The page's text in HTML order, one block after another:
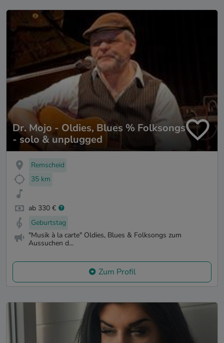
Dr. Mojo - Oldies, Blues % Folksongs
- solo & unplugged
Remscheid
35 km
ab 330 €
Geburtstag
"Musik à la carte" Oldies, Blues & Folksongs zum
Aussuchen d...
Zum Profil